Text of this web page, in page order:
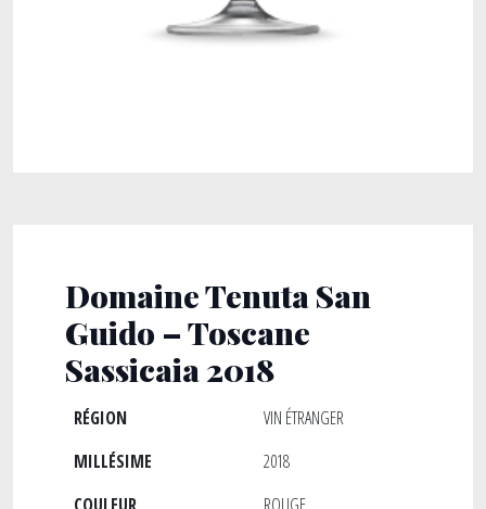
Domaine Tenuta San
Guido – Toscane
Sassicaia 2018
RÉGION
VIN ÉTRANGER
MILLÉSIME
2018